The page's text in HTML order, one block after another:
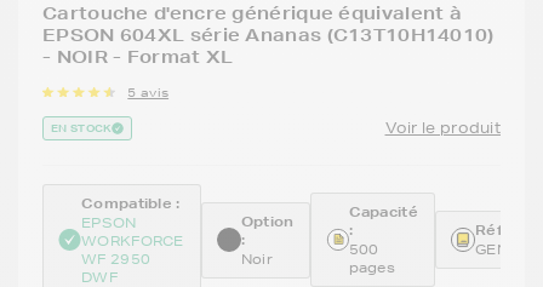
Cartouche d'encre générique équivalent à
EPSON 604XL série Ananas (C13T10H14010)
- NOIR - Format XL
5 avis
EN STOCK Voir le produit
Compatible :
EPSON
WORKFORCE
WF 2950
DWF
Option
:
Noir
Capacité
:
500
pages